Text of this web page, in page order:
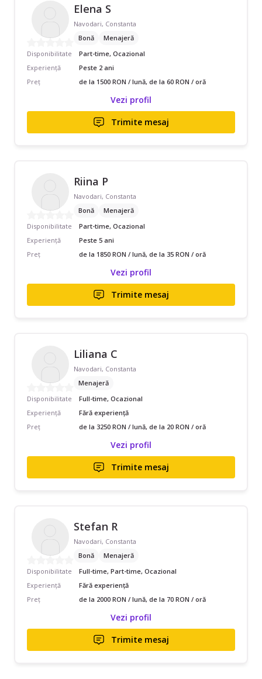
Elena S
Navodari, Constanta
Bonă
Menajeră
Disponibilitate
Part-time, Ocazional
Experiență
Peste 2 ani
Preț
de la 1500 RON / lună, de la 60 RON / oră
Vezi profil
Trimite mesaj
Riina P
Navodari, Constanta
Bonă
Menajeră
Disponibilitate
Part-time, Ocazional
Experiență
Peste 5 ani
Preț
de la 1850 RON / lună, de la 35 RON / oră
Vezi profil
Trimite mesaj
Liliana C
Navodari, Constanta
Menajeră
Disponibilitate
Full-time, Ocazional
Experiență
Fără experiență
Preț
de la 3250 RON / lună, de la 20 RON / oră
Vezi profil
Trimite mesaj
Stefan R
Navodari, Constanta
Bonă
Menajeră
Disponibilitate
Full-time, Part-time, Ocazional
Experiență
Fără experiență
Preț
de la 2000 RON / lună, de la 70 RON / oră
Vezi profil
Trimite mesaj